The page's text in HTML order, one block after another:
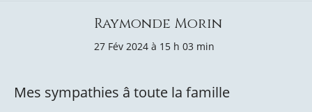
Raymonde Morin
27 Fév 2024 à 15 h 03 min
Mes sympathies â toute la famille